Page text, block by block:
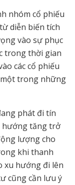
nhóm cổ phiếu
diễn biến tích
vào sự phục
trong thời gian
các cổ phiếu
trong những
phát đi tín
hướng tăng trở
lượng cho
khi thanh
xu hướng đi lên
cũng cần lưu ý